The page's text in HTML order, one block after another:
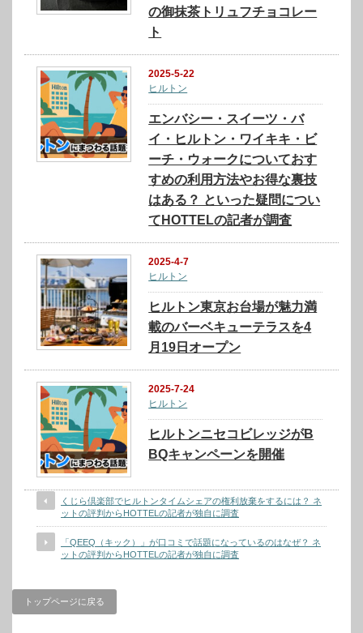
の御抹茶トリュフチョコレー
ト
2025-5-22
ヒルトン
エンバシー・スイーツ・バ
イ・ヒルトン・ワイキキ・ビ
ーチ・ウォークについておす
すめの利用方法やお得な裏技
はある？ といった疑問につい
てHOTTELの記者が調査
2025-4-7
ヒルトン
ヒルトン東京お台場が魅力満
載のバーベキューテラスを4
月19日オープン
2025-7-24
ヒルトン
ヒルトンニセコビレッジがB
BQキャンペーンを開催
くじら倶楽部でヒルトンタイムシェアの権利放棄をするには？ ネ
ットの評判からHOTTELの記者が独自に調査
「QEEQ（キック）」が口コミで話題になっているのはなぜ？ ネ
ットの評判からHOTTELの記者が独自に調査
トップページに戻る